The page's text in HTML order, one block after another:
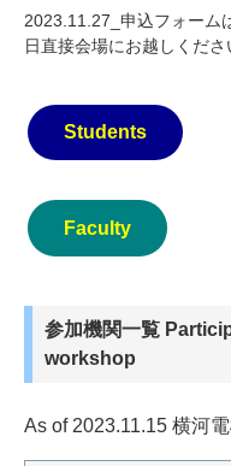
2023.11.27_申込フォーム
日直接会場にお越しくださ
Students
Faculty
参加機関一覧
workshop
As of 2023.11.15 横河